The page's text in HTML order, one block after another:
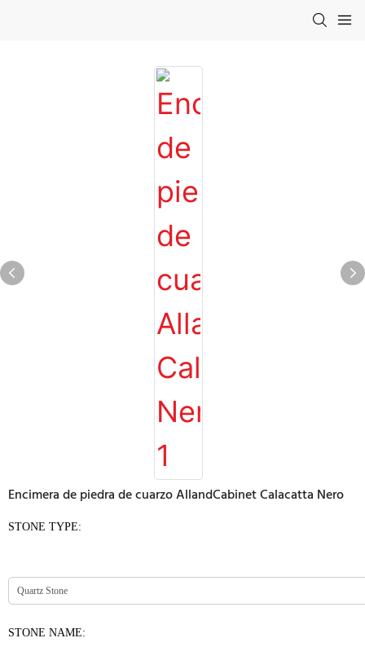
Encimera de piedra de cuarzo AllandCabinet Calacatta Nero
STONE TYPE:
STONE NAME: